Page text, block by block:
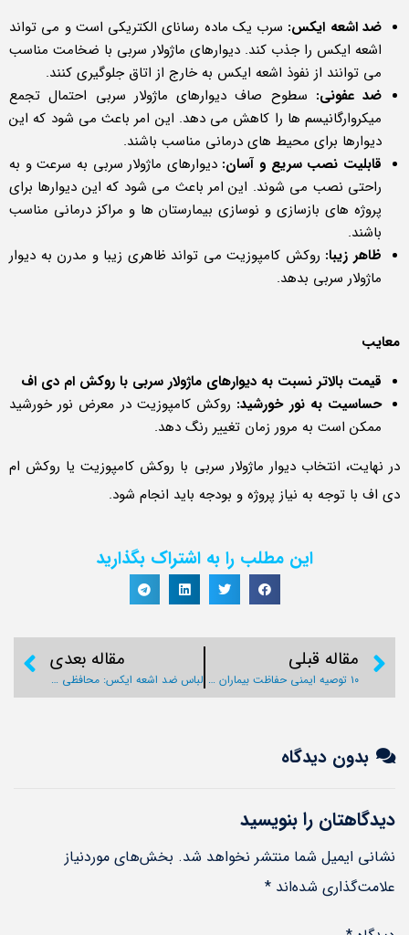
ضد اشعه ایکس: سرب یک ماده رسانای الکتریکی است و می تواند
اشعه ایکس را جذب کند. دیوارهای ماژولار سربی با ضخامت مناسب
می توانند از نفوذ اشعه ایکس به خارج از اتاق جلوگیری کنند.
ضد عفونی: سطوح صاف دیوارهای ماژولار سربی احتمال تجمع
میکروارگانیسم ها را کاهش می دهد. این امر باعث می شود که این
دیوارها برای محیط های درمانی مناسب باشند.
قابلیت نصب سریع و آسان: دیوارهای ماژولار سربی به سرعت و به
راحتی نصب می شوند. این امر باعث می شود که این دیوارها برای
پروژه های بازسازی و نوسازی بیمارستان ها و مراکز درمانی مناسب
باشند.
ظاهر زیبا: روکش کامپوزیت می تواند ظاهری زیبا و مدرن به دیوار
ماژولار سربی بدهد.
معایب
قیمت بالاتر نسبت به دیوارهای ماژولار سربی با روکش ام دی اف
حساسیت به نور خورشید: روکش کامپوزیت در معرض نور خورشید
ممکن است به مرور زمان تغییر رنگ دهد.
در نهایت، انتخاب دیوار ماژولار سربی با روکش کامپوزیت یا روکش ام
دی اف با توجه به نیاز پروژه و بودجه باید انجام شود.
این مطلب را به اشتراک بگذارید
مقاله قبلی
۱۰ توصیه ایمنی حفاظت بیماران در برابر اشعه های مراکز تصویربرداری
مقاله بعدی
لباس ضد اشعه ایکس: محافظی دوست‌داشتنی در مراکز پزشکی
بدون دیدگاه
دیدگاهتان را بنویسید
نشانی ایمیل شما منتشر نخواهد شد. بخش‌های موردنیاز
علامت‌گذاری شده‌اند *